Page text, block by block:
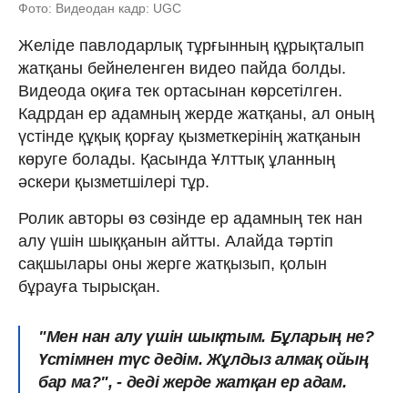
Фото: Видеодан кадр: UGC
Желіде павлодарлық тұрғынның құрықталып
жатқаны бейнеленген видео пайда болды.
Видеода оқиға тек ортасынан көрсетілген.
Кадрдан ер адамның жерде жатқаны, ал оның
үстінде құқық қорғау қызметкерінің жатқанын
көруге болады. Қасында Ұлттық ұланның
әскери қызметшілері тұр.
Ролик авторы өз сөзінде ер адамның тек нан
алу үшін шыққанын айтты. Алайда тәртіп
сақшылары оны жерге жатқызып, қолын
бұрауға тырысқан.
"Мен нан алу үшін шықтым. Бұларың не?
Үстімнен түс дедім. Жұлдыз алмақ ойың
бар ма?", - деді жерде жатқан ер адам.